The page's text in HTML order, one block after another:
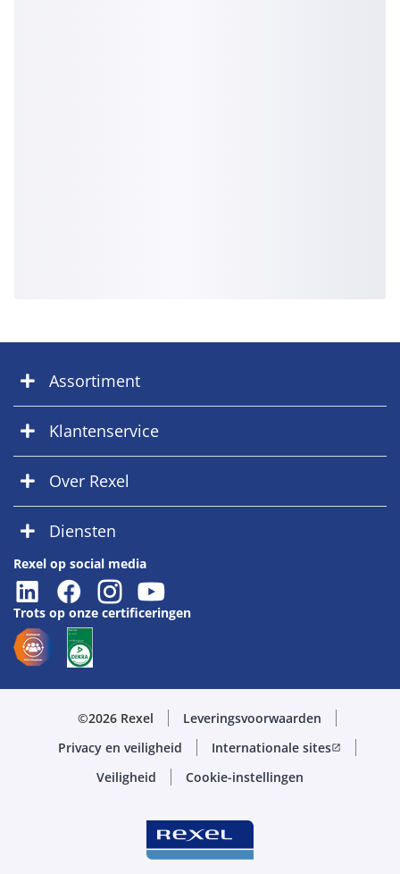
Assortiment
Klantenservice
Over Rexel
Diensten
Rexel op social media
Trots op onze certificeringen
©2026 Rexel
Leveringsvoorwaarden
Privacy en veiligheid
Internationale sitesopen_in_new
Veiligheid Cookie-instellingen